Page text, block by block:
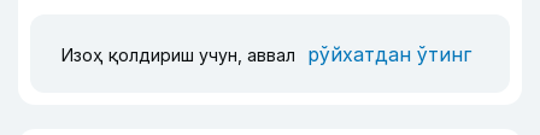
Изоҳ қолдириш учун, аввал рўйхатдан ўтинг